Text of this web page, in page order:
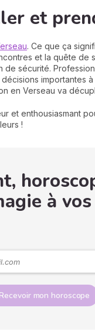
et
. Ce que ça
et la quête
de sécurité.
importantes
en Verseau va
et enthousiasmant
!
à
mon horoscope